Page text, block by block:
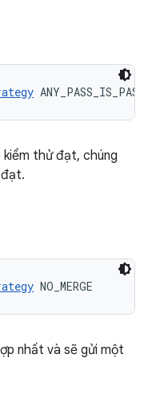
ANY_PASS_IS_PASS
thử đạt, chúng
NO_MERGE
nhất và sẽ gửi một